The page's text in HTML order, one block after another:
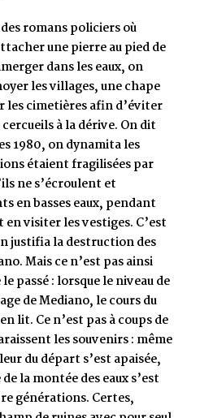
romans policiers où
une pierre au pied de
dans les eaux, on
les villages, une chape
les cimetières afin d’éviter
à la dérive. On dit
1980, on dynamita les
étaient fragilisées par
ne s’écroulent et
en basses eaux, pendant
en visiter les vestiges. C’est
justifia la destruction des
Mais ce n’est pas ainsi
passé : lorsque le niveau de
de Mediano, le cours du
lit. Ce n’est pas à coups de
les souvenirs : même
du départ s’est apaisée,
la montée des eaux s’est
générations. Certes,